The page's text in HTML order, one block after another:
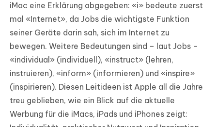
iMac eine Erklärung abgegeben: «i» bedeute zuerst
mal «Internet», da Jobs die wichtigste Funktion
seiner Geräte darin sah, sich im Internet zu
bewegen. Weitere Bedeutungen sind – laut Jobs –
«individual» (individuell), «instruct» (lehren,
instruieren), «inform» (informieren) und «inspire»
(inspirieren). Diesen Leitideen ist Apple all die Jahre
treu geblieben, wie ein Blick auf die aktuelle
Werbung für die iMacs, iPads und iPhones zeigt: